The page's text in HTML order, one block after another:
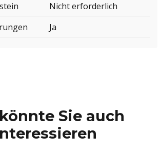
Nicht erforderlich
Ja
Sie auch